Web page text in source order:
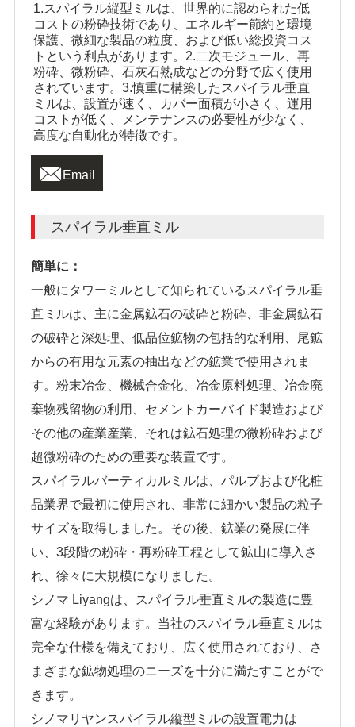
1.スパイラル縦型ミルは、世界的に認められた低
コストの粉砕技術であり、エネルギー節約と環境
保護、微細な製品の粒度、および低い総投資コス
トという利点があります。2.二次モジュール、再
粉砕、微粉砕、石灰石熟成などの分野で広く使用
されています。3.慎重に構築したスパイラル垂直
ミルは、設置が速く、カバー面積が小さく、運用
コストが低く、メンテナンスの必要性が少なく、
高度な自動化が特徴です。
 Email
スパイラル垂直ミル
簡単に：
一般にタワーミルとして知られているスパイラル垂
直ミルは、主に金属鉱石の破砕と粉砕、非金属鉱石
の破砕と深処理、低品位鉱物の包括的な利用、尾鉱
からの有用な元素の抽出などの鉱業で使用されま
す。粉末冶金、機械合金化、冶金原料処理、冶金廃
棄物残留物の利用、セメントカーバイド製造および
その他の産業産業、それは鉱石処理の微粉砕および
超微粉砕のための重要な装置です。
スパイラルバーティカルミルは、パルプおよび化粧
品業界で最初に使用され、非常に細かい製品の粒子
サイズを取得しました。その後、鉱業の発展に伴
い、3段階の粉砕・再粉砕工程として鉱山に導入さ
れ、徐々に大規模になりました。
シノマ Liyangは、スパイラル垂直ミルの製造に豊
富な経験があります。当社のスパイラル垂直ミルは
完全な仕様を備えており、広く使用されており、さ
まざまな鉱物処理のニーズを十分に満たすことがで
きます。
シノマリヤンスパイラル縦型ミルの設置電力は